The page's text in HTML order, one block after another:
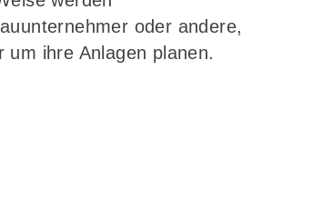
oder andere,
ihre Anlagen planen.